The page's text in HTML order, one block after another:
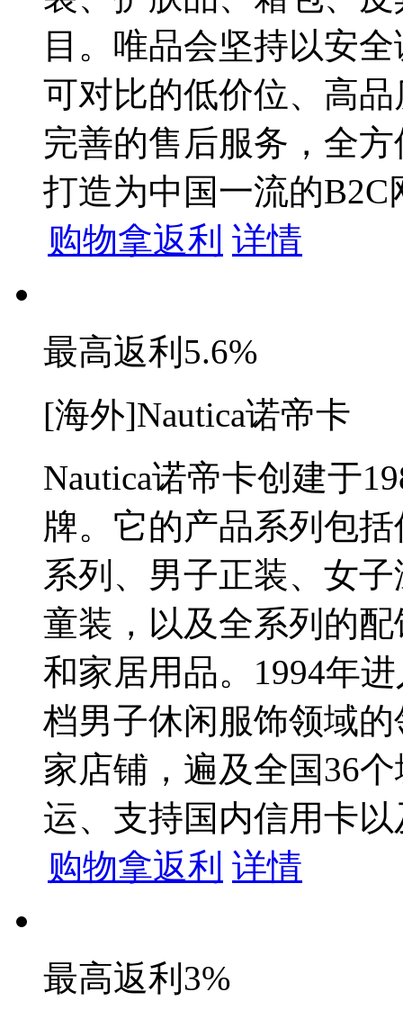
目。唯品会坚持以安
可对比的低价位、高
完善的售后服务，全
打造为中国一流的B2C
购物拿返利 详情
最高返利 5.6%
[海外]Nautica诺帝卡
Nautica诺帝卡创建于
牌。它的产品系列包
系列、男子正装、女
童装，以及全系列的
和家居用品。1994年
档男子休闲服饰领域
家店铺，遍及全国36
运、支持国内信用卡以
购物拿返利 详情
最高返利 3%